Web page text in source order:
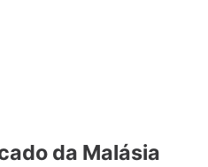
da Malásia